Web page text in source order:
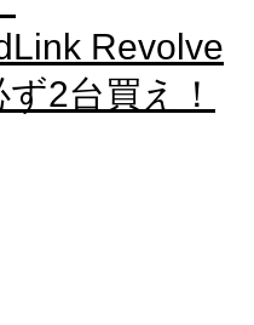
Revolve
2台買え！